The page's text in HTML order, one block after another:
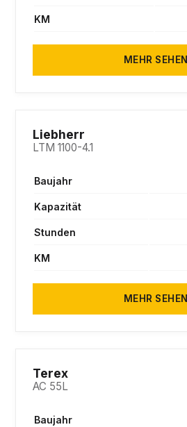
KM
MEHR SEHEN
Liebherr
LTM 1100-4.1
Baujahr
Kapazität
Stunden
KM
MEHR SEHEN
Terex
AC 55L
Baujahr